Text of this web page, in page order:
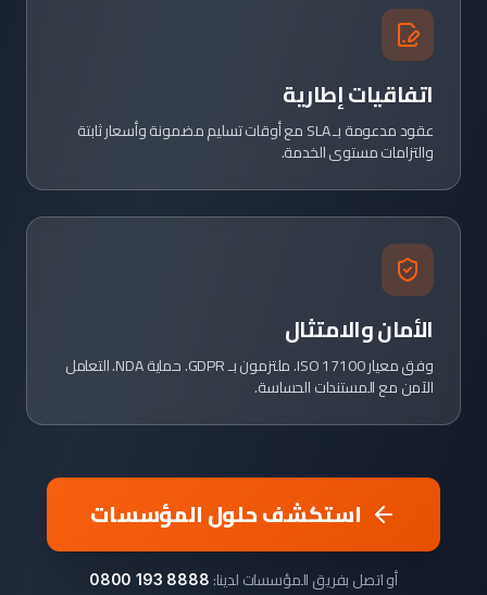
اتفاقيات إطارية
عقود مدعومة بـ SLA مع أوقات تسليم مضمونة وأسعار ثابتة
والتزامات مستوى الخدمة.
الأمان والامتثال
وفق معيار ISO 17100. ملتزمون بـ GDPR. حماية NDA. التعامل
الآمن مع المستندات الحساسة.
استكشف حلول المؤسسات
أو اتصل بفريق المؤسسات لدينا: 0800 193 8888